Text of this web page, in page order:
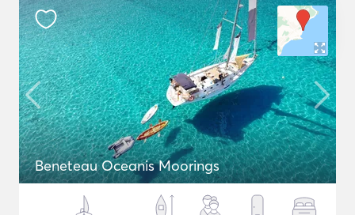
Beneteau Oceanis Moorings